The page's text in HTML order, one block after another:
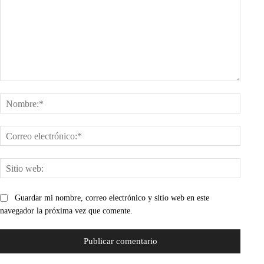
web:
Guardar mi nombre, correo electrónico y sitio web en este
navegador la próxima vez que comente.